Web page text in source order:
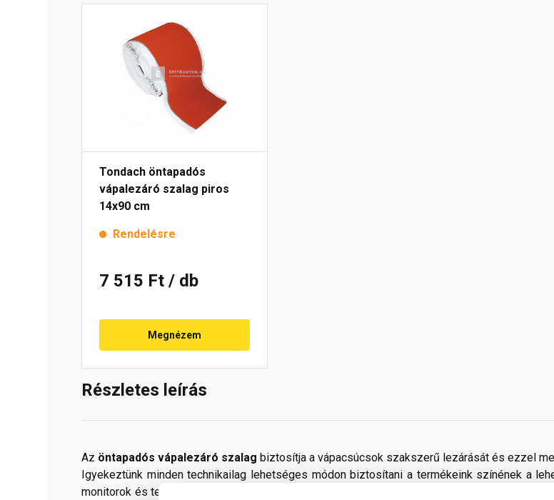
Tondach öntapadós
vápalezáró szalag piros
14x90 cm
Rendelésre
7 515 Ft / db
Megnézem
Részletes leírás
Az öntapadós vápalezáró szalag biztosítja a vápacsúcsok szakszerű lezárását és ezzel
Igyekeztünk minden technikailag lehetséges módon biztosítani a termékeink színének a
monitorok és telefonok kijelzőin megjelenő színek a legtöbb esetben nem tükrözik 100%-